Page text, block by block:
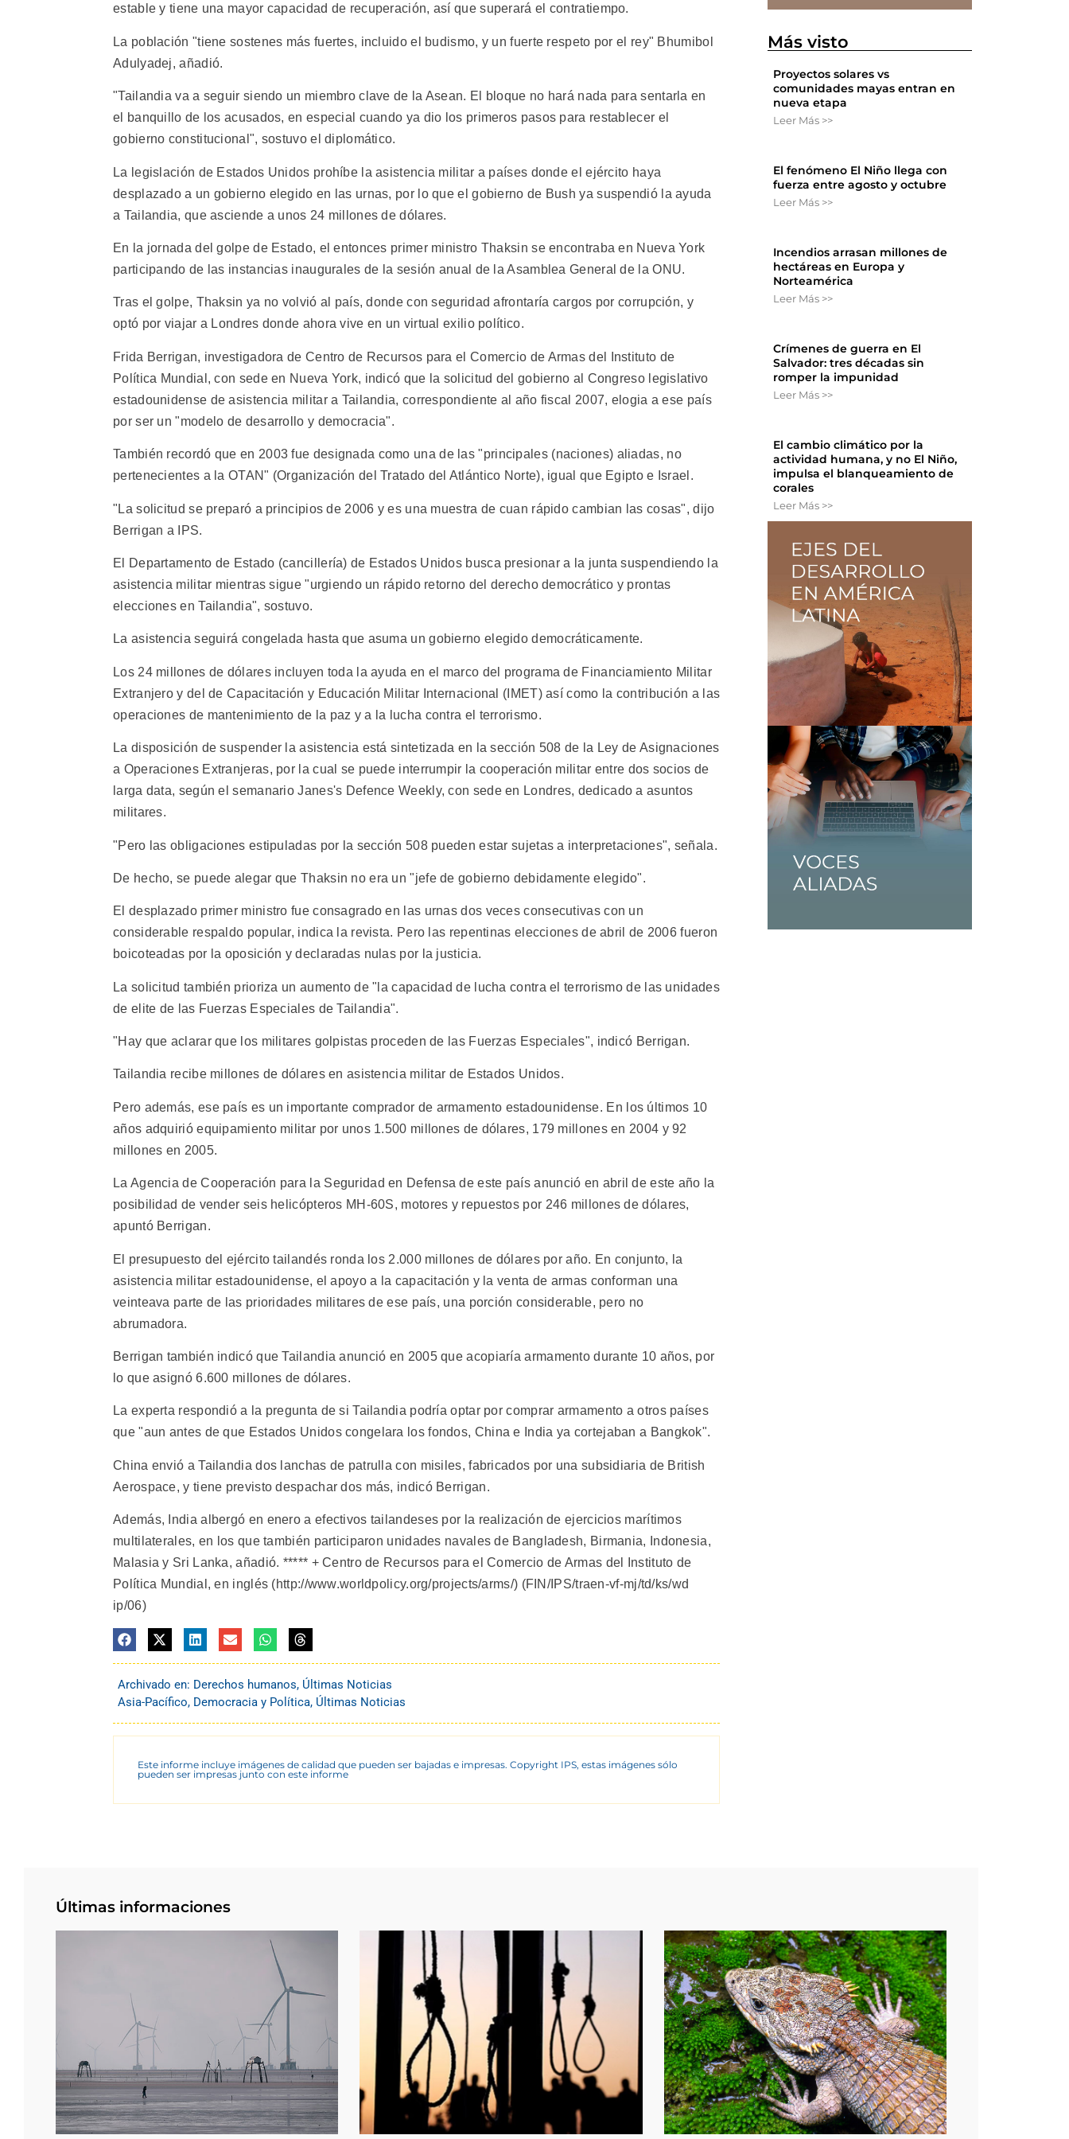
estable y tiene una mayor capacidad de recuperación, así que superará el contratiempo.
La población "tiene sostenes más fuertes, incluido el budismo, y un fuerte respeto por el rey" Bhumibol
Adulyadej, añadió.
"Tailandia va a seguir siendo un miembro clave de la Asean. El bloque no hará nada para sentarla en
el banquillo de los acusados, en especial cuando ya dio los primeros pasos para restablecer el
gobierno constitucional", sostuvo el diplomático.
La legislación de Estados Unidos prohíbe la asistencia militar a países donde el ejército haya
desplazado a un gobierno elegido en las urnas, por lo que el gobierno de Bush ya suspendió la ayuda
a Tailandia, que asciende a unos 24 millones de dólares.
En la jornada del golpe de Estado, el entonces primer ministro Thaksin se encontraba en Nueva York
participando de las instancias inaugurales de la sesión anual de la Asamblea General de la ONU.
Tras el golpe, Thaksin ya no volvió al país, donde con seguridad afrontaría cargos por corrupción, y
optó por viajar a Londres donde ahora vive en un virtual exilio político.
Frida Berrigan, investigadora de Centro de Recursos para el Comercio de Armas del Instituto de
Política Mundial, con sede en Nueva York, indicó que la solicitud del gobierno al Congreso legislativo
estadounidense de asistencia militar a Tailandia, correspondiente al año fiscal 2007, elogia a ese país
por ser un "modelo de desarrollo y democracia".
También recordó que en 2003 fue designada como una de las "principales (naciones) aliadas, no
pertenecientes a la OTAN" (Organización del Tratado del Atlántico Norte), igual que Egipto e Israel.
"La solicitud se preparó a principios de 2006 y es una muestra de cuan rápido cambian las cosas", dijo
Berrigan a IPS.
El Departamento de Estado (cancillería) de Estados Unidos busca presionar a la junta suspendiendo la
asistencia militar mientras sigue "urgiendo un rápido retorno del derecho democrático y prontas
elecciones en Tailandia", sostuvo.
La asistencia seguirá congelada hasta que asuma un gobierno elegido democráticamente.
Los 24 millones de dólares incluyen toda la ayuda en el marco del programa de Financiamiento Militar
Extranjero y del de Capacitación y Educación Militar Internacional (IMET) así como la contribución a las
operaciones de mantenimiento de la paz y a la lucha contra el terrorismo.
La disposición de suspender la asistencia está sintetizada en la sección 508 de la Ley de Asignaciones
a Operaciones Extranjeras, por la cual se puede interrumpir la cooperación militar entre dos socios de
larga data, según el semanario Janes's Defence Weekly, con sede en Londres, dedicado a asuntos
militares.
"Pero las obligaciones estipuladas por la sección 508 pueden estar sujetas a interpretaciones", señala.
De hecho, se puede alegar que Thaksin no era un "jefe de gobierno debidamente elegido".
El desplazado primer ministro fue consagrado en las urnas dos veces consecutivas con un
considerable respaldo popular, indica la revista. Pero las repentinas elecciones de abril de 2006 fueron
boicoteadas por la oposición y declaradas nulas por la justicia.
La solicitud también prioriza un aumento de "la capacidad de lucha contra el terrorismo de las unidades
de elite de las Fuerzas Especiales de Tailandia".
"Hay que aclarar que los militares golpistas proceden de las Fuerzas Especiales", indicó Berrigan.
Tailandia recibe millones de dólares en asistencia militar de Estados Unidos.
Pero además, ese país es un importante comprador de armamento estadounidense. En los últimos 10
años adquirió equipamiento militar por unos 1.500 millones de dólares, 179 millones en 2004 y 92
millones en 2005.
La Agencia de Cooperación para la Seguridad en Defensa de este país anunció en abril de este año la
posibilidad de vender seis helicópteros MH-60S, motores y repuestos por 246 millones de dólares,
apuntó Berrigan.
El presupuesto del ejército tailandés ronda los 2.000 millones de dólares por año. En conjunto, la
asistencia militar estadounidense, el apoyo a la capacitación y la venta de armas conforman una
veinteava parte de las prioridades militares de ese país, una porción considerable, pero no
abrumadora.
Berrigan también indicó que Tailandia anunció en 2005 que acopiaría armamento durante 10 años, por
lo que asignó 6.600 millones de dólares.
La experta respondió a la pregunta de si Tailandia podría optar por comprar armamento a otros países
que "aun antes de que Estados Unidos congelara los fondos, China e India ya cortejaban a Bangkok".
China envió a Tailandia dos lanchas de patrulla con misiles, fabricados por una subsidiaria de British
Aerospace, y tiene previsto despachar dos más, indicó Berrigan.
Además, India albergó en enero a efectivos tailandeses por la realización de ejercicios marítimos
multilaterales, en los que también participaron unidades navales de Bangladesh, Birmania, Indonesia,
Malasia y Sri Lanka, añadió. ***** + Centro de Recursos para el Comercio de Armas del Instituto de
Política Mundial, en inglés (http://www.worldpolicy.org/projects/arms/) (FIN/IPS/traen-vf-mj/td/ks/wd
ip/06)
Archivado en: Derechos humanos, Últimas Noticias
Asia-Pacífico, Democracia y Política, Últimas Noticias
Este informe incluye imágenes de calidad que pueden ser bajadas e impresas. Copyright IPS, estas imágenes sólo
pueden ser impresas junto con este informe
Más visto
Proyectos solares vs
comunidades mayas entran en
nueva etapa
Leer Más >>
El fenómeno El Niño llega con
fuerza entre agosto y octubre
Leer Más >>
Incendios arrasan millones de
hectáreas en Europa y
Norteamérica
Leer Más >>
Crímenes de guerra en El
Salvador: tres décadas sin
romper la impunidad
Leer Más >>
El cambio climático por la
actividad humana, y no El Niño,
impulsa el blanqueamiento de
corales
Leer Más >>
Últimas informaciones